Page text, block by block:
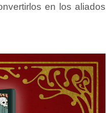
en los aliados